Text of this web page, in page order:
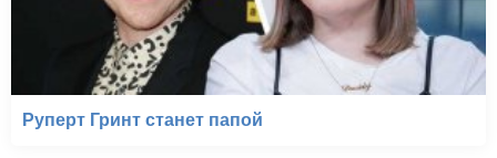
Руперт Гринт станет папой